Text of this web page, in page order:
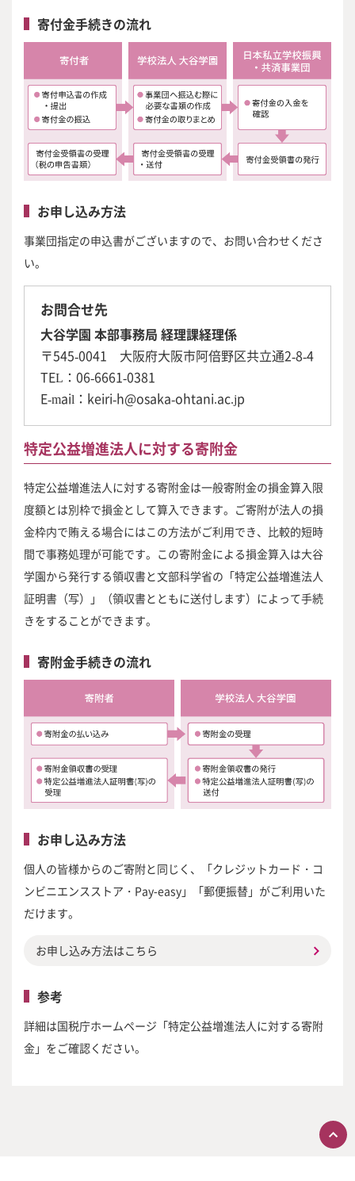
寄付金手続きの流れ
お申し込み方法
事業団指定の申込書がございますので、お問い合わせくださ
い。
お問合せ先
大谷学園 本部事務局 経理課経理係
〒545-0041 大阪府大阪市阿倍野区共立通2-8-4
TEL： 06-6661-0381
E-mail： keiri-h@osaka-ohtani.ac.jp
特定公益増進法人に対する寄附金
特定公益増進法人に対する寄附金は一般寄附金の損金算入限
度額とは別枠で損金として算入できます。ご寄附が法人の損
金枠内で賄える場合にはこの方法がご利用でき、比較的短時
間で事務処理が可能です。この寄附金による損金算入は大谷
学園から発行する領収書と文部科学省の「特定公益増進法人
証明書（写）」（領収書とともに送付します）によって手続
きをすることができます。
寄附金手続きの流れ
お申し込み方法
個人の皆様からのご寄附と同じく、「クレジットカード・コ
ンビニエンスストア・Pay-easy」「郵便振替」がご利用いた
だけます。
お申し込み方法はこちら
参考
詳細は国税庁ホームページ「特定公益増進法人に対する寄附
金」をご確認ください。